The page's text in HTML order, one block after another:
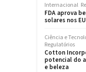
Internacional
FDA aprova
solares nos
Ciência e
Regulatórios
Cotton
potencial do
e beleza